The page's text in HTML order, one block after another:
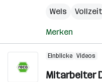
Wels
Vollzeit
Merken
Einblicke Videos
Mitarbeiter